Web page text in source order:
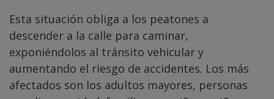
Esta situación obliga a los peatones a
descender a la calle para caminar,
exponiéndolos al tránsito vehicular y
aumentando el riesgo de accidentes. Los más
afectados son los adultos mayores, personas